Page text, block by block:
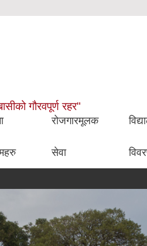
गौरवपूर्ण रहर"
रोजगारमूलक
सेवा